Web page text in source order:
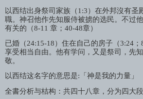
以西结出身祭司家族（1:3）在外邦沒有圣
職。神召他作先知服侍被掳的选民。不过
有关的（8-11 章； 40-48章）
已婚（24:15-18）住在自己的房子（3:24 ；
享受相当自由。他有学问，又是祭司，先
敬。
以西结这名字的意思是: 「神是我的力量」
全書分析与桔构：共四十八章，分为四大段